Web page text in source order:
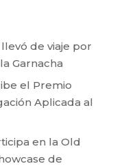
de viaje por
Garnacha
el Premio
Aplicada al
en la Old
de